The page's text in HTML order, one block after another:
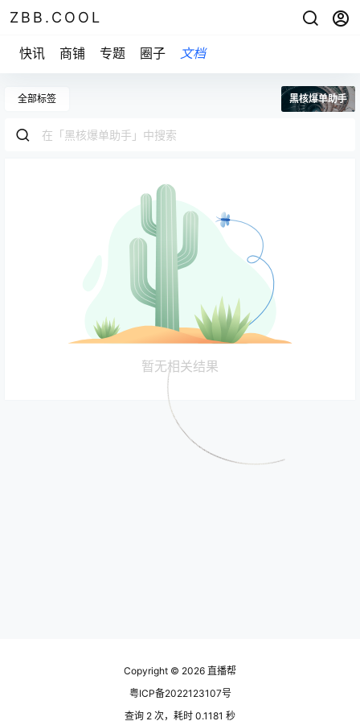
ZBB.COOL
快讯 商铺 专题 圈子 文档
全部标签 黑核爆单助手
暂无相关结果
Copyright © 2026 直播帮
粤ICP备2022123107号
查询 2 次，耗时 0.1181 秒